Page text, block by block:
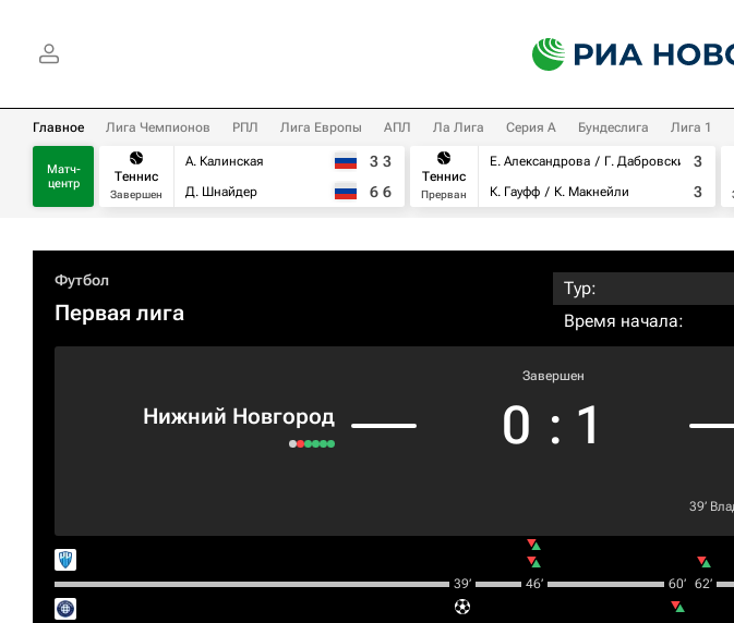
Главное Лига Чемпионов РПЛ Лига Европы АПЛ Ла Лига Серия А Бундеслига Лига 1
Матч-
центр
Теннис
Завершен
А. Калинская
Д. Шнайдер
3 3
6 6
Теннис
Прерван
Е. Александрова
Г. Дабровски
К. Гауфф
К. Макнейли
3
3
Футбол
Первая лига
Тур:
Время начала:
Нижний Новгород
Завершен
0 : 1
39‎’‎
39‎’‎ 46‎’‎ 60‎’‎ 62‎’‎